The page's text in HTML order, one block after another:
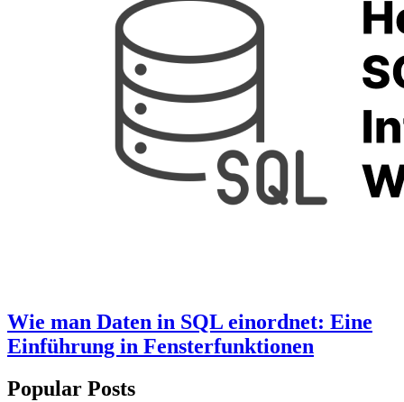
Wie man Daten in SQL einordnet: Eine
Einführung in Fensterfunktionen
Popular Posts